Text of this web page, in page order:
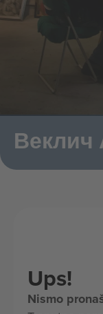
Веклич
Ups!
Nismo